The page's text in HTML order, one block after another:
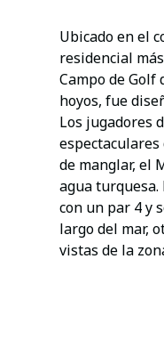
Ubicado en el
residencial
Campo de Golf
hoyos, fue
Los jugadores
de manglar, el
agua turquesa.
con un par 4 y
largo del mar,
vistas de la